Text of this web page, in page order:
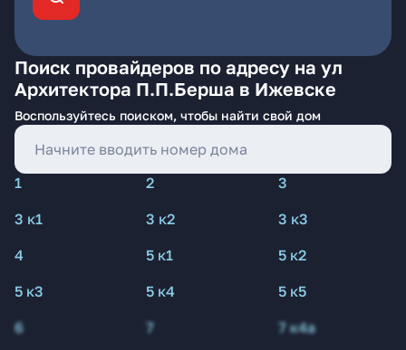
Поиск провайдеров по адресу на ул
Архитектора П.П.Берша в Ижевске
Воспользуйтесь поиском, чтобы найти свой дом
1 2
3
3 к1
3 к2
3 к3
4
5 к1
5 к2
5 к3
5 к4
5 к5
6
7 7 к4а